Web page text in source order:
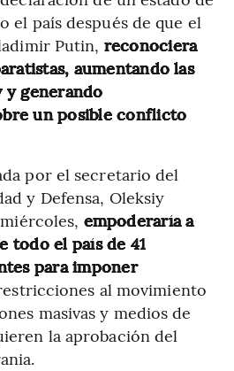
el país después de que el
Putin, reconociera
aumentando las
y generando
un posible conflicto
por el secretario del
y Defensa, Oleksiy
empoderaría a
todo el país de 41
para imponer
al movimiento
masivas y medios de
la aprobación del